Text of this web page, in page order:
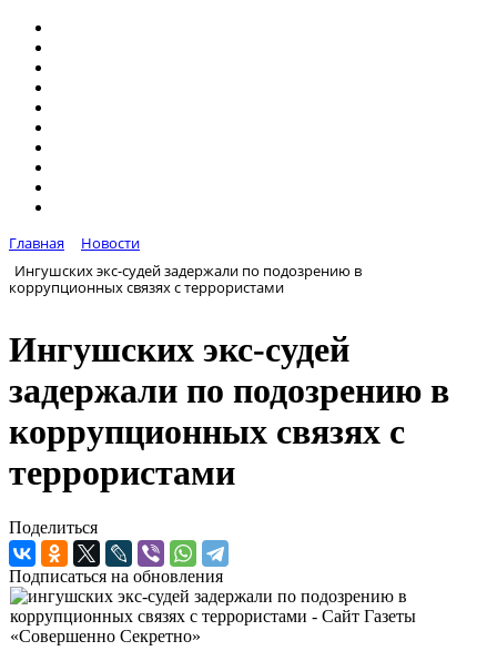
Главная
Новости
Ингушских экс-судей задержали по подозрению в
коррупционных связях с террористами
Ингушских экс-судей
задержали по подозрению в
коррупционных связях с
террористами
Поделиться
Подписаться на обновления